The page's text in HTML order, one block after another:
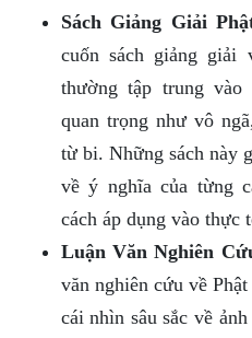
Sách Giảng Giải
cuốn sách giảng giải
thường tập trung
quan trọng như vô
từ bi. Những sách này
về ý nghĩa của từng
cách áp dụng vào thực
Luận Văn Nghiên
văn nghiên cứu về
cái nhìn sâu sắc về